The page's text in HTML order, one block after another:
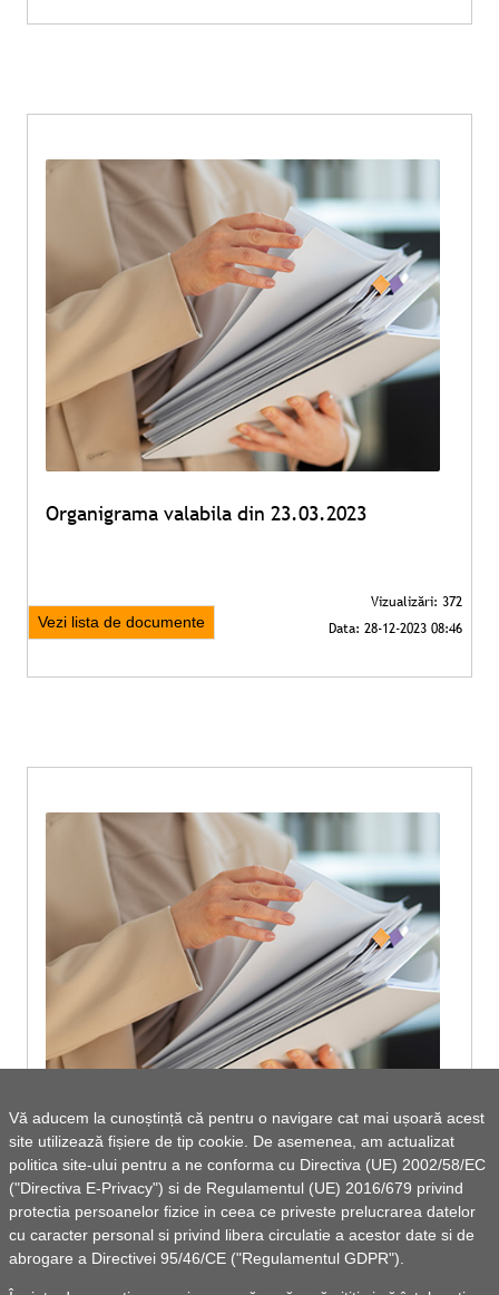
Vă aducem la cunoștință că pentru o navigare cat mai ușoară acest
site utilizează fișiere de tip cookie. De asemenea, am actualizat
politica site-ului pentru a ne conforma cu Directiva (UE) 2002/58/EC
("Directiva E-Privacy") si de Regulamentul (UE) 2016/679 privind
protectia persoanelor fizice in ceea ce priveste prelucrarea datelor
cu caracter personal si privind libera circulatie a acestor date si de
abrogare a Directivei 95/46/CE ("Regulamentul GDPR").
Organigrama valabila din 23.03.2023
Vezi lista de documente
ORGANIGRAMA 31.01.2024